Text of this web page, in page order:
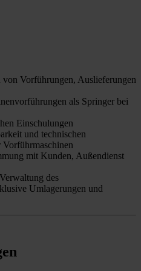
Vorführungen, Auslieferungen
als Springer bei
Einschulungen
und technischen
Vorführmaschinen
mit Kunden, Außendienst
des
Umlagerungen und